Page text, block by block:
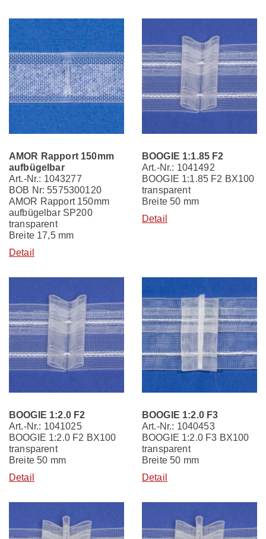
AMOR Rapport 150mm
aufbügelbar
Art.-Nr.: 1043277
BOB Nr: 5575300120
AMOR Rapport 150mm
aufbügelbar SP200
transparent
Breite 17,5 mm
Detail
BOOGIE 1:1.85 F2
Art.-Nr.: 1041492
BOOGIE 1:1.85 F2 BX100
transparent
Breite 50 mm
Detail
BOOGIE 1:2.0 F2
Art.-Nr.: 1041025
BOOGIE 1:2.0 F2 BX100
transparent
Breite 50 mm
Detail
BOOGIE 1:2.0 F3
Art.-Nr.: 1040453
BOOGIE 1:2.0 F3 BX100
transparent
Breite 50 mm
Detail